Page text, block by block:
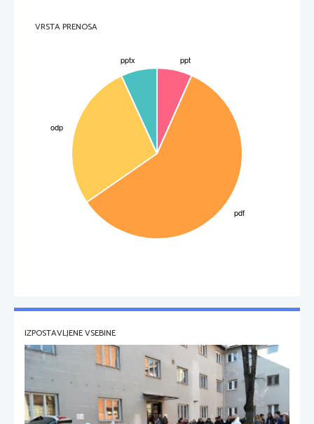
VRSTA PRENOSA
IZPOSTAVLJENE VSEBINE